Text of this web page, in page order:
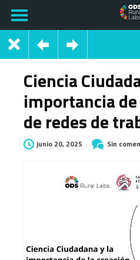
Ciencia
importancia
de redes de
junio 20, 2025 Sin